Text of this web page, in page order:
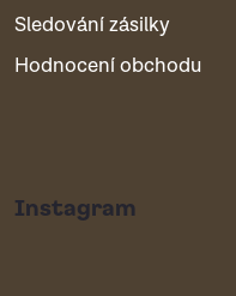
Sledování zásilky
Hodnocení obchodu
Instagram